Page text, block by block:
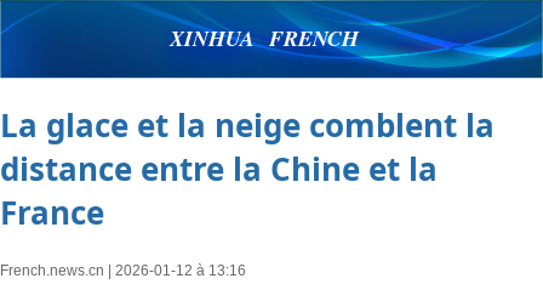
XINHUA FRENCH
La glace et la neige comblent la
distance entre la Chine et la
France
French.news.cn | 2026-01-12 à 13:16